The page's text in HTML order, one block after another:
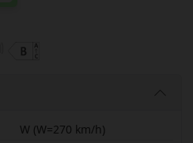
W (W=270 km/h)